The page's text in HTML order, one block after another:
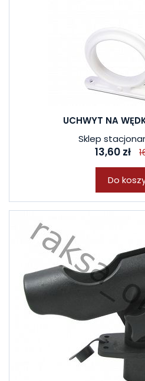
UCHWYT NA
Sklep
13,60 zł
Do